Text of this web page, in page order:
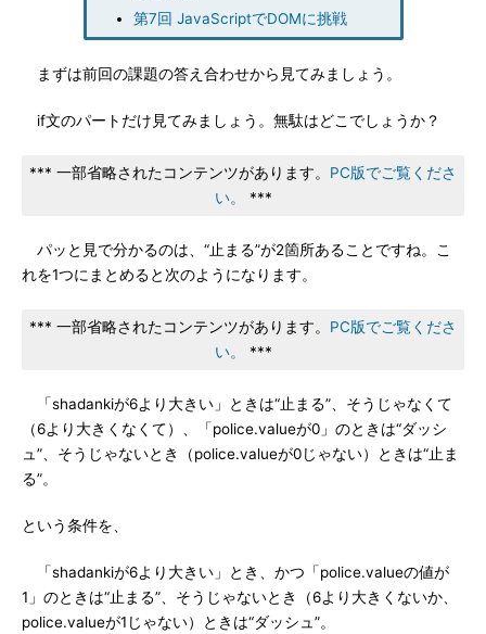
第7回 JavaScriptでDOMに挑戦
まずは前回の課題の答え合わせから見てみましょう。
if文のパートだけ見てみましょう。無駄はどこでしょうか？
*** 一部省略されたコンテンツがあります。 PC版でご覧くださ
い。
***
パッと見で分かるのは、“止まる”が2箇所あることですね。こ
れを1つにまとめると次のようになります。
*** 一部省略されたコンテンツがあります。 PC版でご覧くださ
い。
***
「shadankiが6より大きい」ときは“止まる”、そうじゃなくて
（6より大きくなくて）、「police.valueが0」のときは“ダッシ
ュ”、そうじゃないとき（police.valueが0じゃない）ときは“止ま
る”。
という条件を、
「shadankiが6より大きい」とき、かつ「police.valueの値が
1」のときは“止まる”、そうじゃないとき（6より大きくないか、
police.valueが1じゃない）ときは“ダッシュ”。